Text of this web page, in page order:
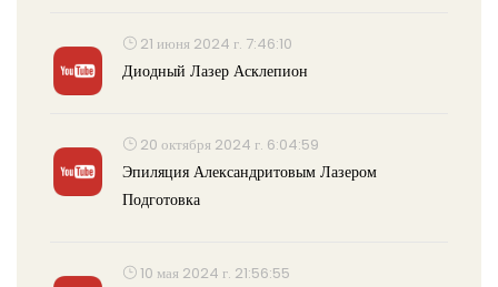
21 июня 2024 г. 7:46:10
Диодный Лазер Асклепион
20 октября 2024 г. 6:04:59
Эпиляция Александритовым Лазером
Подготовка
10 мая 2024 г. 21:56:55